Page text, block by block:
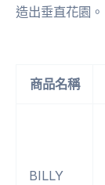
造出垂直花園。
商品名稱
BILLY